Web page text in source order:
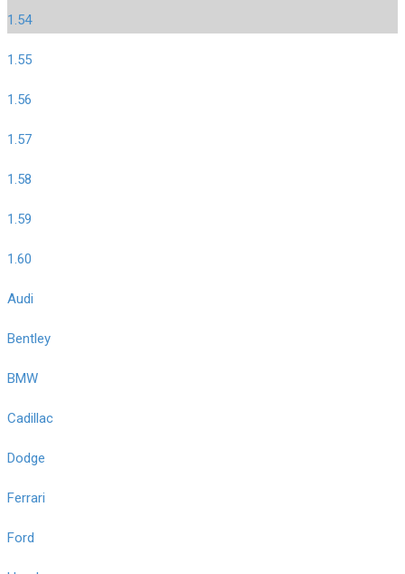
1.54
1.55
1.56
1.57
1.58
1.59
1.60
Audi
Bentley
BMW
Cadillac
Dodge
Ferrari
Ford